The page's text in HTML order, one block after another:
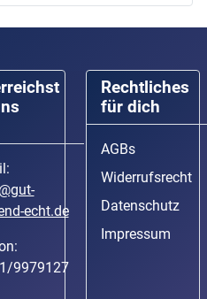
echt.de
9979127
Rechtliches
für dich
AGBs
Widerrufsrecht
Datenschutz
Impressum